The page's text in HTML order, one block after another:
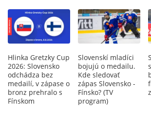
Hlinka Gretzky Cup
2026: Slovensko
odchádza bez
medailí, v zápase o
bronz prehralo s
Fínskom
Slovenskí mladíci
bojujú o medailu.
Kde sledovať
zápas Slovensko -
Fínsko? (TV
program)